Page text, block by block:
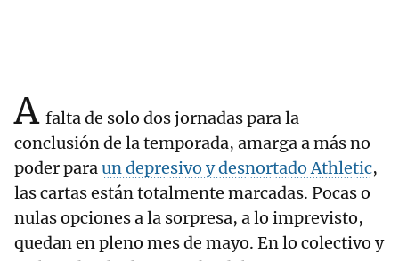
A falta de solo dos jornadas para la
conclusión de la temporada, amarga a más no
poder paraun depresivo y desnortado Athletic,
las cartas están totalmente marcadas. Pocas o
nulas opciones a la sorpresa, a lo imprevisto,
quedan en pleno mes de mayo. En lo colectivo y